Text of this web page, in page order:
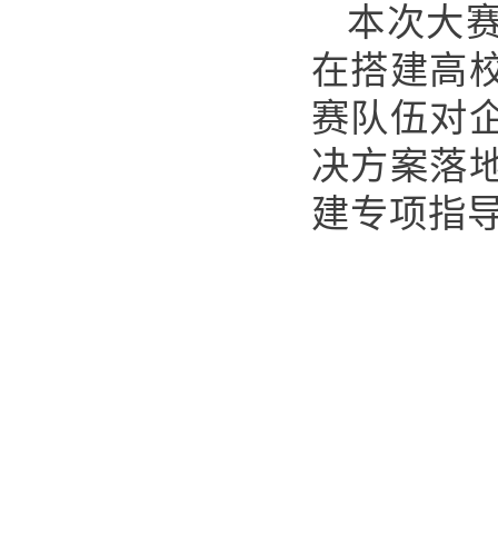
本次大
在搭建高
赛队伍对
决方案落
建专项指